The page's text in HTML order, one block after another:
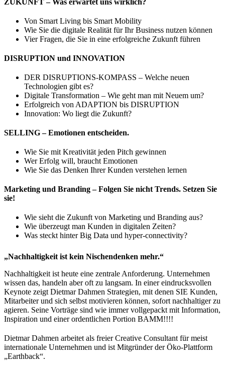
ZUKUNFT – Was erwartet uns wirklich?
Von Smart Living bis Smart Mobility
Wie Sie die digitale Realität für Ihr Business nutzen können
Vier Fragen, die Sie in eine erfolgreiche Zukunft führen
DISRUPTION und INNOVATION
DER DISRUPTIONS-KOMPASS – Welche neuen
Technologien gibt es?
Digitale Transformation – Wie geht man mit Neuem um?
Erfolgreich von ADAPTION bis DISRUPTION
Innovation: Wo liegt die Zukunft?
SELLING – Emotionen entscheiden.
Wie Sie mit Kreativität jeden Pitch gewinnen
Wer Erfolg will, braucht Emotionen
Wie Sie das Denken Ihrer Kunden verstehen lernen
Marketing und Branding – Folgen Sie nicht Trends. Setzen Sie
sie!
Wie sieht die Zukunft von Marketing und Branding aus?
Wie überzeugt man Kunden in digitalen Zeiten?
Was steckt hinter Big Data und hyper-connectivity?
„Nachhaltigkeit ist kein Nischendenken mehr.“
Nachhaltigkeit ist heute eine zentrale Anforderung. Unternehmen
wissen das, handeln aber oft zu langsam. In einer eindrucksvollen
Keynote zeigt Dietmar Dahmen Strategien, mit denen SIE Kunden,
Mitarbeiter und sich selbst motivieren können, sofort nachhaltiger zu
agieren. Seine Vorträge sind wie immer vollgepackt mit Information,
Inspiration und einer ordentlichen Portion BAMM!!!!
Dietmar Dahmen arbeitet als freier Creative Consultant für meist
internationale Unternehmen und ist Mitgründer der Öko-Plattform
„Earthback“.